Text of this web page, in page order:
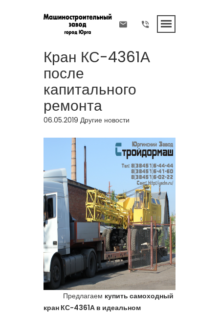
Кран КС-4361А
после
капитального
ремонта
06.05.2019 Другие новости
Предлагаем купить самоходный
кран КС-4361А в идеальном